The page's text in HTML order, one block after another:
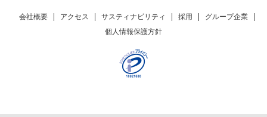
会社概要 アクセス サスティナビリティ 採用
グループ企業
個人情報保護方針